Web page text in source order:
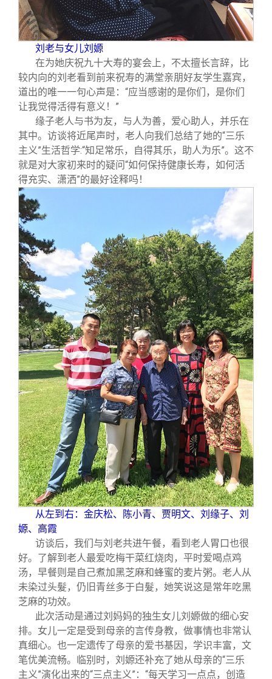
刘老与女儿刘嫄
在为她庆祝九十大寿的宴会上，不太擅长言辞，比
较内向的刘老看到前来祝寿的满堂亲朋好友学生嘉宾，
道出的唯一一句心声是：“应当感谢的是你们，是你们
让我觉得活得有意义！”
缘子老人与书为友，与人为善，爱心助人，并乐在
其中。访谈将近尾声时，老人向我们总结了她的“三乐
主义”生活哲学:“知足常乐，自得其乐，助人为乐”。这不
就是对大家初来时的疑问“如何保持健康长寿，如何活
得充实、潇洒”的最好诠释吗！
从左到右：金庆松、陈小青、贾明文、刘缘子、刘
嫄、高霞
访谈后，我们与刘老共进午餐，看到老人胃口也很
好。了解到老人最爱吃梅干菜红烧肉，平时爱喝点鸡
汤，早餐则是自己煮加黑芝麻和蜂蜜的麦片粥。老人从
未染过头髮，仍旧青丝多于白髮，她笑说这是常年吃黑
芝麻的功效。
此次活动是通过刘妈妈的独生女儿刘嫄做的细心安
排。女儿一定是受到母亲的言传身教，做事情也非常认
真细心。也一定遗传了母亲的爱书基因，学识丰富，文
笔优美流畅。临别时，刘嫄还补充了她从母亲的“三乐
主义”演化出来的“三点主义”：“每天学习一点点，创造